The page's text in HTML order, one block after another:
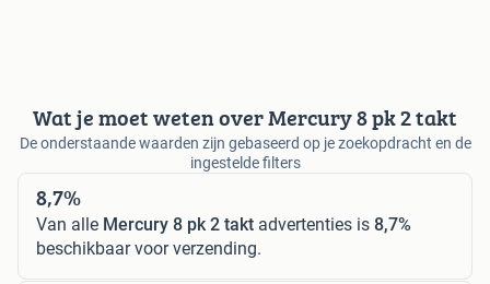
Wat je moet weten over Mercury 8 pk 2 takt
De onderstaande waarden zijn gebaseerd op je zoekopdracht en de
ingestelde filters
8,7%
Van alle Mercury 8 pk 2 takt advertenties is 8,7%
beschikbaar voor verzending.